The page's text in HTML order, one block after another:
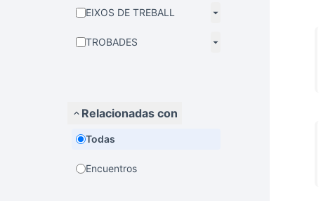
EIXOS DE TREBALL
TROBADES
Relacionadas con
Todas
Encuentros